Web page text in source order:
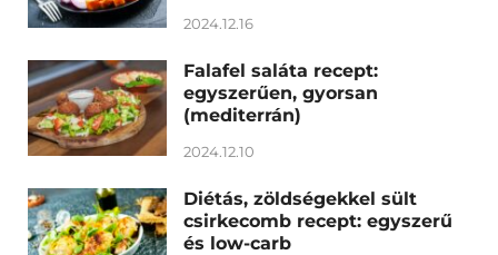
2024.12.16
Falafel saláta recept:
egyszerűen, gyorsan
(mediterrán)
2024.12.10
Diétás, zöldségekkel sült
csirkecomb recept: egyszerű
és low-carb